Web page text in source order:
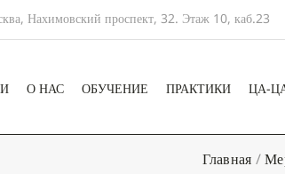
Нахимовский проспект, 32. Этаж 10, каб.23
О НАС ОБУЧЕНИЕ ПРАКТИКИ ЦА-
Главная /